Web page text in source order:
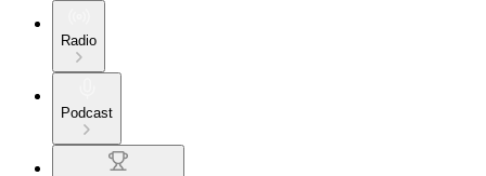
Radio
Podcast